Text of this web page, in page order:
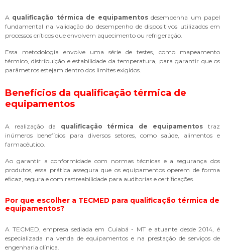
A qualificação térmica de equipamentosdesempenha um papel
fundamental na validação do desempenho de dispositivos utilizados em
processos críticos que envolvem aquecimento ou refrigeração.
Essa metodologia envolve uma série de testes, como mapeamento
térmico, distribuição e estabilidade da temperatura, para garantir que os
parâmetros estejam dentro dos limites exigidos.
Benefícios da qualificação térmica de
equipamentos
A realização da qualificação térmica de equipamentos traz
inúmeros benefícios para diversos setores, como saúde, alimentos e
farmacêutico.
Ao garantir a conformidade com normas técnicas e a segurança dos
produtos, essa prática assegura que os equipamentos operem de forma
eficaz, segura e com rastreabilidade para auditorias e certificações.
Por que escolher a TECMED para qualificação térmica de
equipamentos?
A TECMED, empresa sediada em Cuiabá - MT e atuante desde 2014, é
especializada na venda de equipamentos e na prestação de serviços de
engenharia clínica.